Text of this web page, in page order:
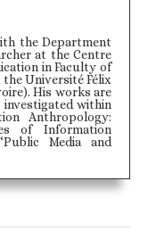
the Department
at the Centre
in Faculty of
Université Félix
His works are
investigated within
Anthropology:
of Information
Media and